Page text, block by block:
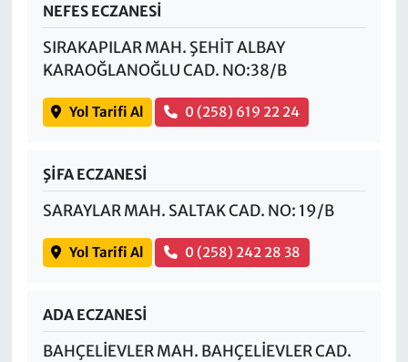
NEFES ECZANESİ
SIRAKAPILAR MAH. ŞEHİT ALBAY
KARAOĞLANOĞLU CAD. NO:38/B
Yol Tarifi Al 0 (258) 619 22 24
ŞİFA ECZANESİ
SARAYLAR MAH. SALTAK CAD. NO: 19/B
Yol Tarifi Al 0 (258) 242 28 38
ADA ECZANESİ
BAHÇELİEVLER MAH. BAHÇELİEVLER CAD.